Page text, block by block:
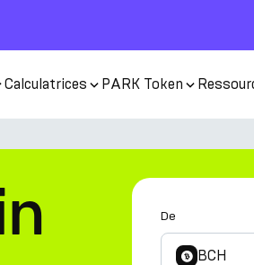
Calculatrices PARK Token
De
BCH